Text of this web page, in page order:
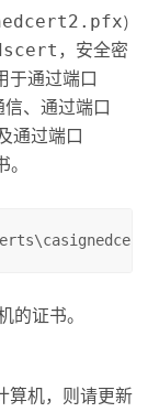
)
，安全密
于通过端口
、通过端口
通过端口
的证书。
算机，则请更新